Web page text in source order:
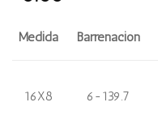
Medida Barrenación
16X8 6-139.7